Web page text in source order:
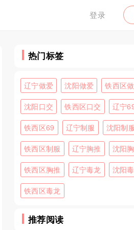
登录
热门标签
辽宁做爱 沈阳做爱 铁西区
沈阳口交 铁西区口交 辽宁
铁西区69 辽宁制服 沈阳制
铁西区制服 辽宁胸推 沈阳
铁西区胸推 辽宁毒龙 沈阳
铁西区毒龙
推荐阅读